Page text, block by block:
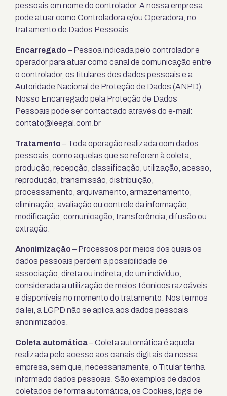
pessoais em nome do controlador. A nossa empresa
pode atuar como Controladora e/ou Operadora, no
tratamento de Dados Pessoais.
Encarregado – Pessoa indicada pelo controlador e
operador para atuar como canal de comunicação entre
o controlador, os titulares dos dados pessoais e a
Autoridade Nacional de Proteção de Dados (ANPD).
Nosso Encarregado pela Proteção de Dados
Pessoais pode ser contactado através do e-mail:
contato@leegal.com.br
Tratamento – Toda operação realizada com dados
pessoais, como aquelas que se referem à coleta,
produção, recepção, classificação, utilização, acesso,
reprodução, transmissão, distribuição,
processamento, arquivamento, armazenamento,
eliminação, avaliação ou controle da informação,
modificação, comunicação, transferência, difusão ou
extração.
Anonimização – Processos por meios dos quais os
dados pessoais perdem a possibilidade de
associação, direta ou indireta, de um indivíduo,
considerada a utilização de meios técnicos razoáveis
e disponíveis no momento do tratamento. Nos termos
da lei, a LGPD não se aplica aos dados pessoais
anonimizados.
Coleta automática– Coleta automática é aquela
realizada pelo acesso aos canais digitais da nossa
empresa, sem que, necessariamente, o Titular tenha
informado dados pessoais. São exemplos de dados
coletados de forma automática, os Cookies, logs de